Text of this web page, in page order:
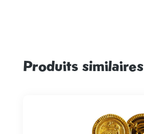
Ignorer la galerie de produits
Produits similaires